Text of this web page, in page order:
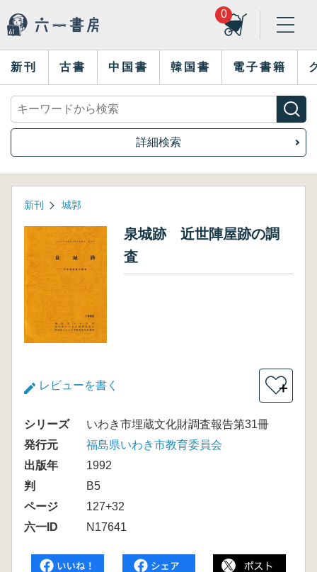
0
新刊 古書 中国書 韓国書 電子書籍
詳細検索
新刊 城郭
泉城跡 近世陣屋跡の調
査
レビューを書く ＋
シリーズ
いわき市埋蔵文化財調査報告第31冊
発行元
福島県いわき市教育委員会
出版年
1992
判
B5
ページ
127+32
六一ID
N17641